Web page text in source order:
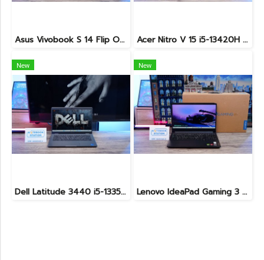
Asus Vivobook S 14 Flip OLED ทัชกรีนหมุนจอ360องศา Ryzen7-7730U Ram24 SSD512GB จอ14 2.8K OLED 90Hz จอภาพสวยคมชัดมาก ดีไซน์สวยทันสมัย ราคา 18,990.- Acer Nitro V 15 i5-13420H Ram16 RTX2050(4GB) SSD512GB จอ15.6นิ้ว FHD 144Hz เกมมิ่งรุ่นใหม่ ดีไซน์ฝาหลังสุดเท่ มีประกันศูนย์2027 เครื่องพร้อมใช้งาน ราคาสุดคุ้มเพียง 17,990.-
New
Dell Latitude 3440 i5-1335U Ram8 SSD512 จอ14นิ้ว สเปคดี คีย์บอร์ดไฟ เครื่องประมวลผลไวพร้อมใช้งาน เพียง 13,990.-
New
Lenovo IdeaPad Gaming 3 Ryzen5-5500H RAM16 RTX2050(4GB) 512GB M.2 จอ15.6 FHD 144Hz สเปคเกมมิ่ง คีย์บอร์ดไฟสีRGB เครื่องพร้อมใช้งาน ราคาเพียง 16,900.-